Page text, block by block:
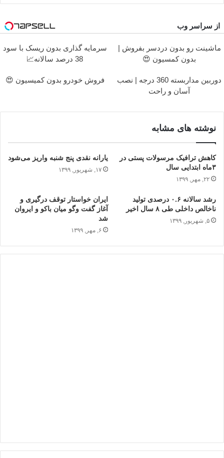
از سراسر وب
ماشینت رو بدون دردسر بفروش |
بدون کمسیون 😍
سرمایه گذاری بدون ریسک با سود
38 درصد سالانه📈
دوربین مداربسته 360 درجه | نصب
آسان و راحت
فروش خودرو بدون کمیسیون 😍
نوشته های مشابه
کاهش ترافیک مرسولات پستی در
۳ماه ابتدایی سال
۲۲, مهر, ۱۳۹۹
یارانه نقدی پنج شنبه واریز می‌شود
۱۷, شهریور, ۱۳۹۹
رشد سالانه ۰.۶ درصدی تولید
ناخالص داخلی طی ۸ سال اخیر
۵, شهریور, ۱۳۹۹
ایران خواستار توقف درگیری و
آغاز گفت وگو میان باکو و ایروان
شد
۶, مهر, ۱۳۹۹